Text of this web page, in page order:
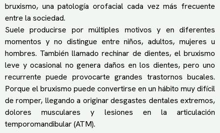
bruxismo, una patología orofacial cada vez más frecuente
entre la sociedad.
Suele producirse por múltiples motivos y en diferentes
momentos y no distingue entre niños, adultos, mujeres u
hombres. También llamado rechinar de dientes, el bruxismo
leve y ocasional no genera daños en los dientes, pero uno
recurrente puede provocarte grandes trastornos bucales.
Porque el bruxismo puede convertirse en un hábito muy difícil
de romper, llegando a originar desgastes dentales extremos,
dolores musculares y lesiones en la articulación
temporomandibular (ATM).